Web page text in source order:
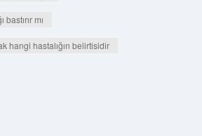
bastırır mı
hangi hastalığın belirtisidir